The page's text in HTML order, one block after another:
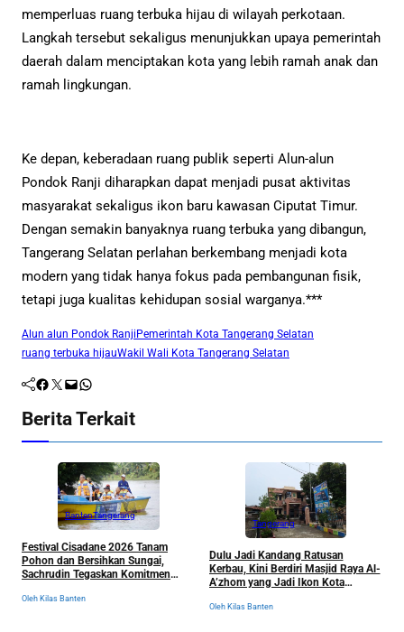
memperluas ruang terbuka hijau di wilayah perkotaan.
Langkah tersebut sekaligus menunjukkan upaya pemerintah
daerah dalam menciptakan kota yang lebih ramah anak dan
ramah lingkungan.
Ke depan, keberadaan ruang publik seperti Alun-alun
Pondok Ranji diharapkan dapat menjadi pusat aktivitas
masyarakat sekaligus ikon baru kawasan Ciputat Timur.
Dengan semakin banyaknya ruang terbuka yang dibangun,
Tangerang Selatan perlahan berkembang menjadi kota
modern yang tidak hanya fokus pada pembangunan fisik,
tetapi juga kualitas kehidupan sosial warganya.***
Alun alun Pondok Ranji Pemerintah Kota Tangerang Selatan
ruang terbuka hijauWakil Wali Kota Tangerang Selatan
Facebook Twitter Mail WhatsApp
Berita Terkait
BantenTangerang
Festival Cisadane 2026 Tanam
Pohon dan Bersihkan Sungai,
Sachrudin Tegaskan Komitmen
Oleh Kilas Banten
Tangerang
Dulu Jadi Kandang Ratusan
Kerbau, Kini Berdiri Masjid Raya Al-
A’zhom yang Jadi Ikon Kota
Oleh Kilas Banten